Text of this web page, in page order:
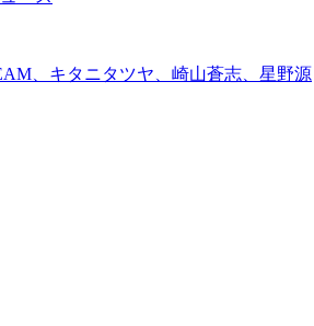
、キタニタツヤ、崎山蒼志、星野源